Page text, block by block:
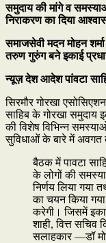
समुदाय की मांगे व
निराकरण का दिया
समाजसेवी मदन मोहन
तरुण गुरुंग बने इकाई
न्यूज़ देश आदेश पांवटा
सिरमौर गोरखा
साहिब के गोरखा समुदाय
की विशेष विभिन्न
सुविधाओं के बारे में अवगत
बैठक में पावटा
के लोगों की
निर्णय लिया गया
का चयन किया
करेगी। जिसमें
शाही, वित्त
सलाहकार —डॉ